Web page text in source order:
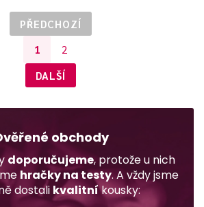
PŘEDCHOZÍ
1 2
DALŠÍ
obchody
doporučujeme, protože u nich
hračky na testy. A vždy jsme
dostali kvalitníkousky: